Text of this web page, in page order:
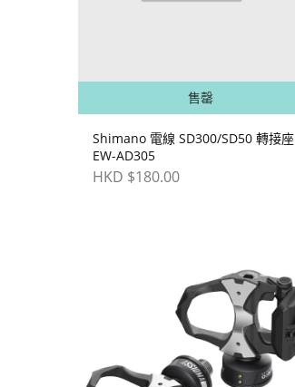
售罄
Shimano 電線 SD300/SD50 轉接座
EW-AD305
HKD $180.00